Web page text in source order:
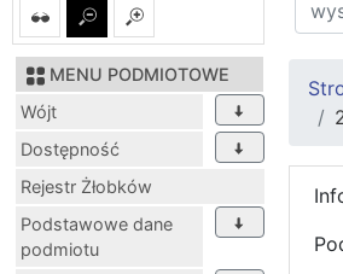
MENU PODMIOTOWE
Wójt
Dostępność
Rejestr Żłobków
Podstawowe dane
podmiotu